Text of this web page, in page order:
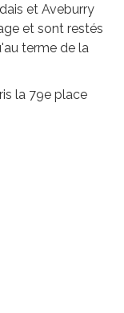
et Aveburry
et sont restés
terme de la
la 79e place